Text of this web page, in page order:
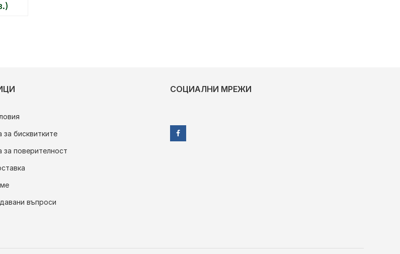
за бисквитките
за поверителност
въпроси
СОЦИАЛНИ МРЕЖИ